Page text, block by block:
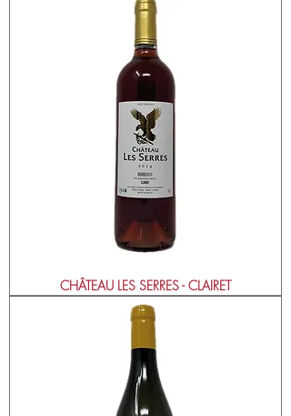
CHÂTEAU LES SERRES - CLAIRET